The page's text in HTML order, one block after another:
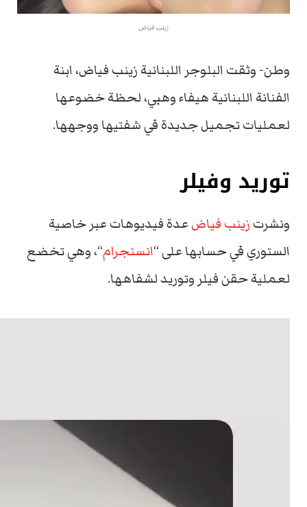
زينب فياض
وطن- وثقت البلوجر اللبنانية زينب فياض، ابنة
الفنانة اللبنانية هيفاء وهبي، لحظة خضوعها
لعمليات تجميل جديدة في شفتيها ووجهها.
توريد وفيلر
ونشرتزينب فياضعدة فيديوهات عبر خاصية
الستوري في حسابها على “انستجرام“، وهي تخضع
لعملية حقن فيلر وتوريد لشفاهها.